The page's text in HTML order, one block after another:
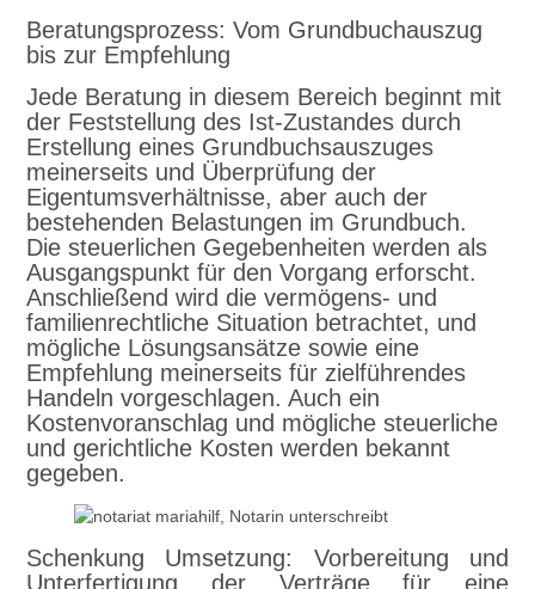
Beratungsprozess: Vom Grundbuchauszug
bis zur Empfehlung
Jede Beratung in diesem Bereich beginnt mit
der Feststellung des Ist-Zustandes durch
Erstellung eines Grundbuchsauszuges
meinerseits und Überprüfung der
Eigentumsverhältnisse, aber auch der
bestehenden Belastungen im Grundbuch.
Die steuerlichen Gegebenheiten werden als
Ausgangspunkt für den Vorgang erforscht.
Anschließend wird die vermögens- und
familienrechtliche Situation betrachtet, und
mögliche Lösungsansätze sowie eine
Empfehlung meinerseits für zielführendes
Handeln vorgeschlagen. Auch ein
Kostenvoranschlag und mögliche steuerliche
und gerichtliche Kosten werden bekannt
gegeben.
Schenkung
Umsetzung: Vorbereitung und
Unterfertigung der Verträge für eine